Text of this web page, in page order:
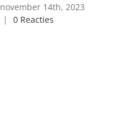
november 14th, 2023
|
0 Reacties